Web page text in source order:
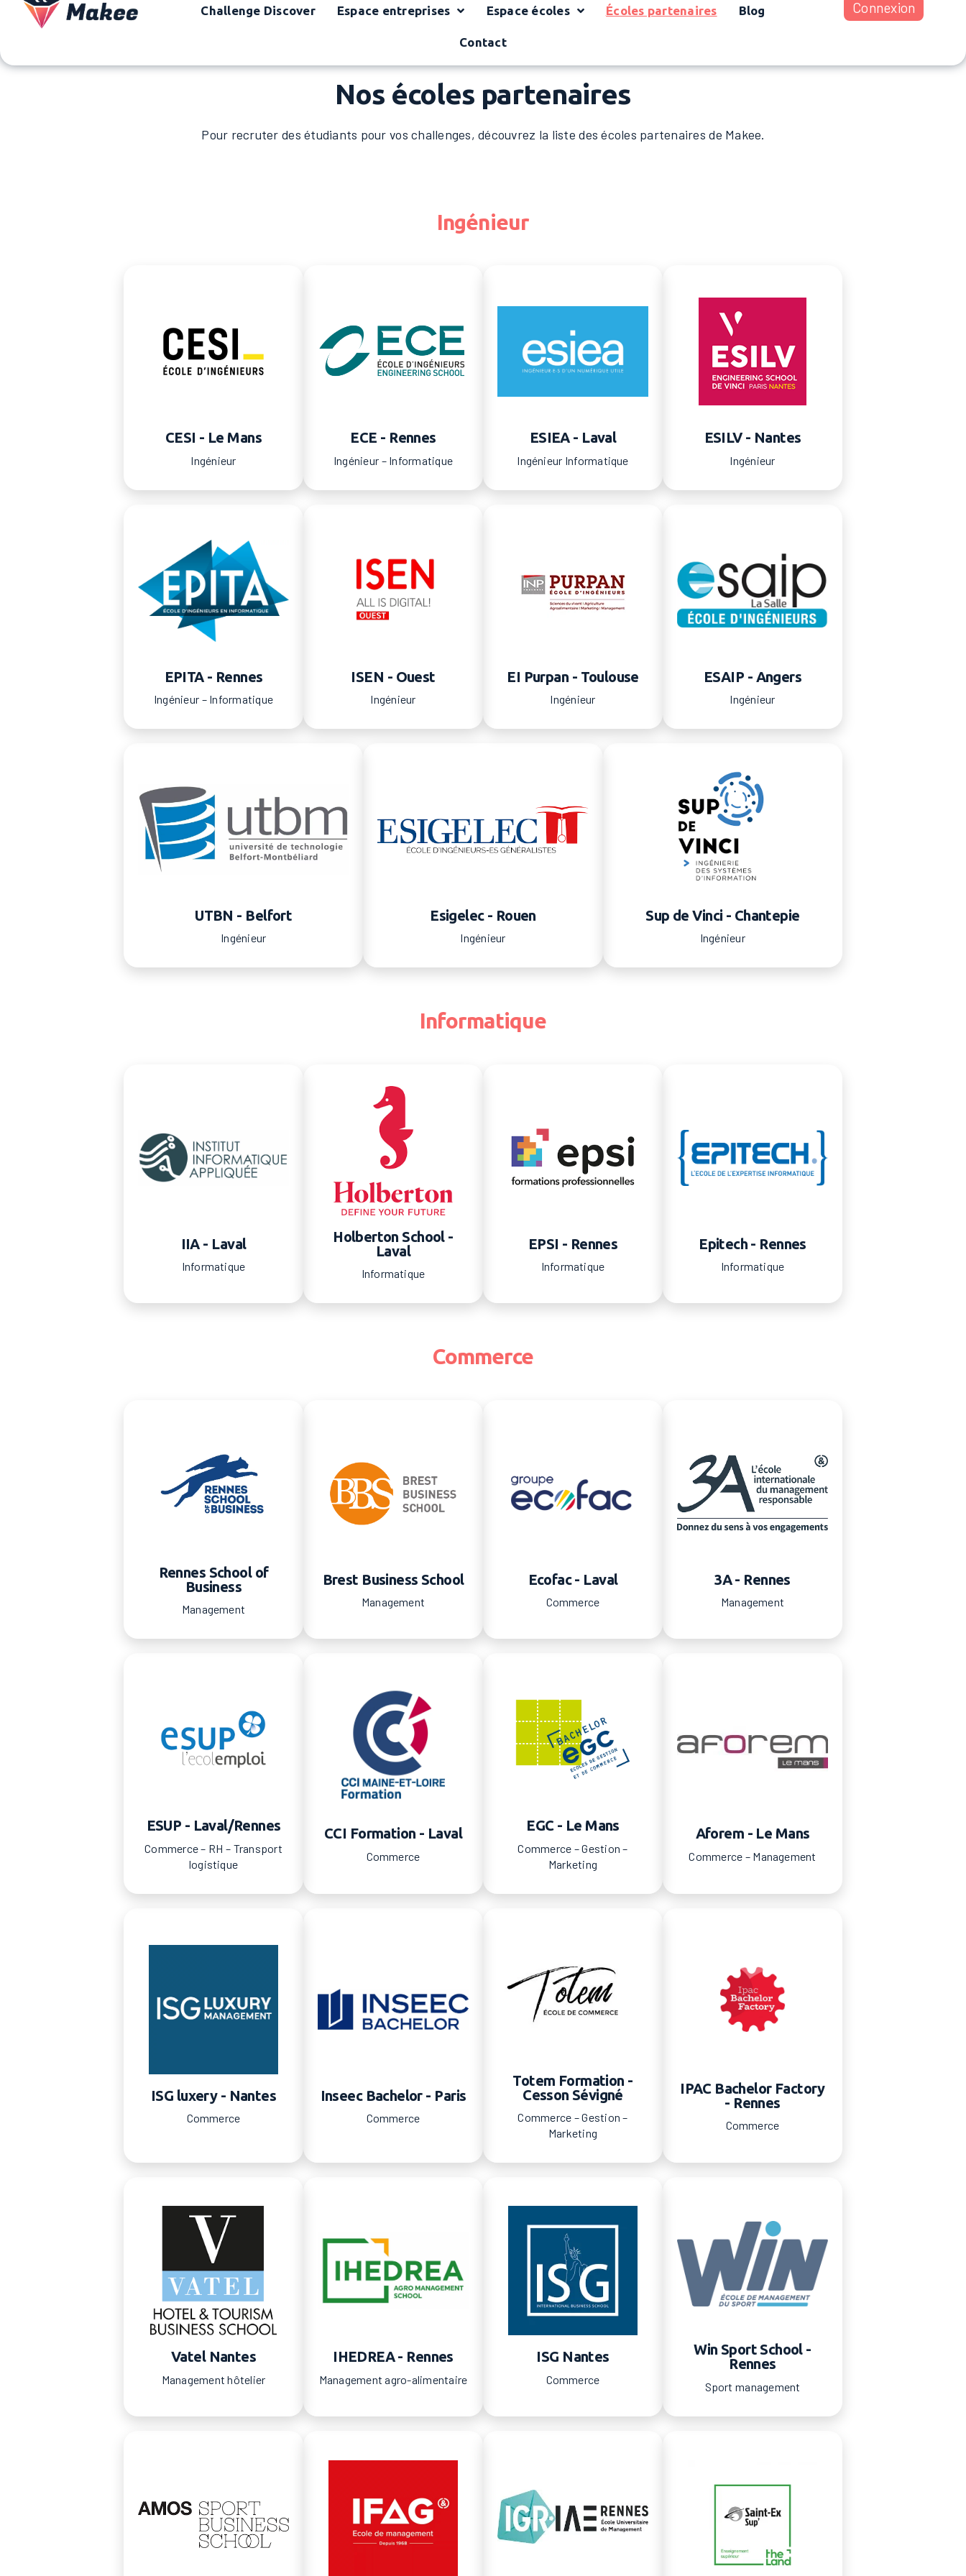
Challenge Discover Espace entreprises Espace écoles Écoles partenaires Blog
Contact
Connexion
Nos écoles partenaires
Pour recruter des étudiants pour vos challenges, découvrez la liste des écoles partenaires de Makee.
Ingénieur
CESI - Le Mans
Ingénieur
ECE - Rennes
Ingénieur – Informatique
ESIEA - Laval
Ingénieur Informatique
ESILV - Nantes
Ingénieur
EPITA - Rennes
Ingénieur – Informatique
ISEN - Ouest
Ingénieur
EI Purpan - Toulouse
Ingénieur
ESAIP - Angers
Ingénieur
UTBN - Belfort
Ingénieur
Esigelec - Rouen
Ingénieur
Sup de Vinci - Chantepie
Ingénieur
Informatique
IIA - Laval
Informatique
Holberton School -
Laval
Informatique
EPSI - Rennes
Informatique
Epitech - Rennes
Informatique
Commerce
Rennes School of
Business
Management
Brest Business School
Management
Ecofac - Laval
Commerce
3A - Rennes
Management
ESUP - Laval/Rennes
Commerce – RH – Transport
logistique
CCI Formation - Laval
Commerce
EGC - Le Mans
Commerce – Gestion –
Marketing
Aforem - Le Mans
Commerce – Management
ISG luxery - Nantes
Commerce
Inseec Bachelor - Paris
Commerce
Totem Formation -
Cesson Sévigné
Commerce – Gestion –
Marketing
IPAC Bachelor Factory
- Rennes
Commerce
Vatel Nantes
Management hôtelier
IHEDREA - Rennes
Management agro-alimentaire
ISG Nantes
Commerce
Win Sport School -
Rennes
Sport management